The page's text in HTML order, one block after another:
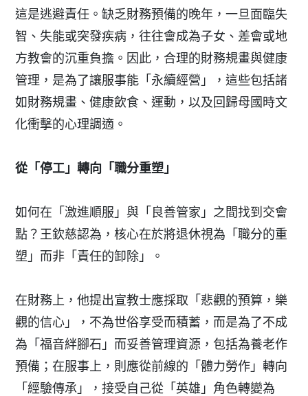
這是逃避責任。缺乏財務預備的晚年，一旦面臨失
智、失能或突發疾病，往往會成為子女、差會或地
方教會的沉重負擔。因此，合理的財務規畫與健康
管理，是為了讓服事能「永續經營」，這些包括諸
如財務規畫、健康飲食、運動，以及回歸母國時文
化衝擊的心理調適。
從「停工」轉向「職分重塑」
如何在「激進順服」與「良善管家」之間找到交會
點？王欽慈認為，核心在於將退休視為「職分的重
塑」而非「責任的卸除」。
在財務上，他提出宣教士應採取「悲觀的預算，樂
觀的信心」，不為世俗享受而積蓄，而是為了不成
為「福音絆腳石」而妥善管理資源，包括為養老作
預備；在服事上，則應從前線的「體力勞作」轉向
「經驗傳承」，接受自己從「英雄」角色轉變為